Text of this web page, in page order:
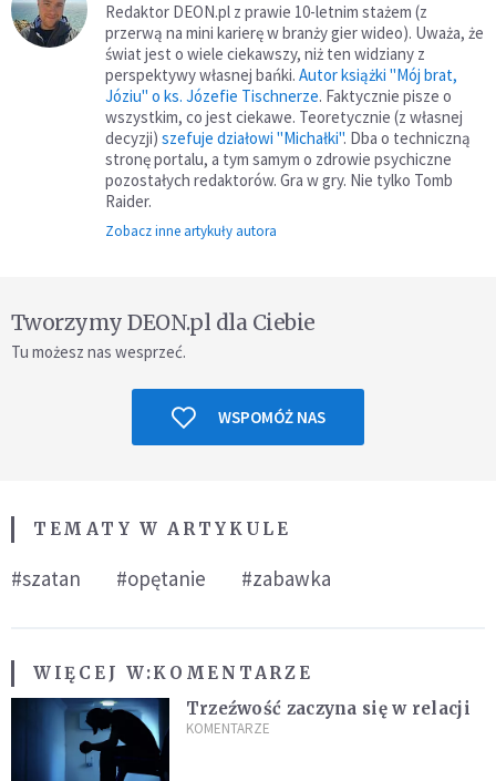
Redaktor DEON.pl z prawie 10-letnim stażem (z
przerwą na mini karierę w branży gier wideo). Uważa, że
świat jest o wiele ciekawszy, niż ten widziany z
perspektywy własnej bańki. Autor książki "Mój brat,
Józiu" o ks. Józefie Tischnerze. Faktycznie pisze o
wszystkim, co jest ciekawe. Teoretycznie (z własnej
decyzji) szefuje działowi "Michałki". Dba o techniczną
stronę portalu, a tym samym o zdrowie psychiczne
pozostałych redaktorów. Gra w gry. Nie tylko Tomb
Raider.
Zobacz inne artykuły autora
Tworzymy DEON.pl dla Ciebie
Tu możesz nas wesprzeć.
WSPOMÓŻ NAS
TEMATY W ARTYKULE
#szatan #opętanie #zabawka
WIĘCEJ W:KOMENTARZE
Trzeźwość zaczyna się w relacji
KOMENTARZE